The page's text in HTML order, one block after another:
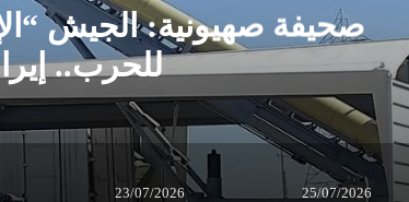
صحيفة صهيونية: الجيش
للحرب..
25/07/2026
23/07/2026